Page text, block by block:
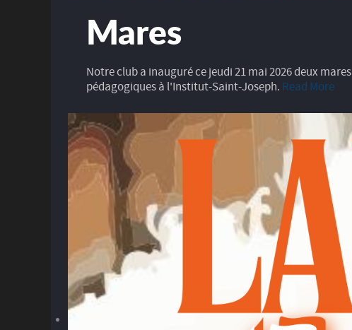
Mares
Notre club a inauguré ce jeudi 21 mai 2026 deux mares
pédagogiques à l'Institut-Saint-Joseph. Read More